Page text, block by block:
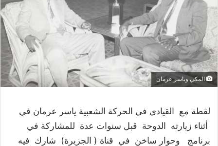
المكي وياسر عرمان
لقطة مع القيادي في الحركة الشعبية ياسر عرمان في
أثناء زيارته الدوحة قبل سنوات عدة للمشاركة في
برنامج وحوار ساخن في قناة ( الجزيرة) شارك فيه